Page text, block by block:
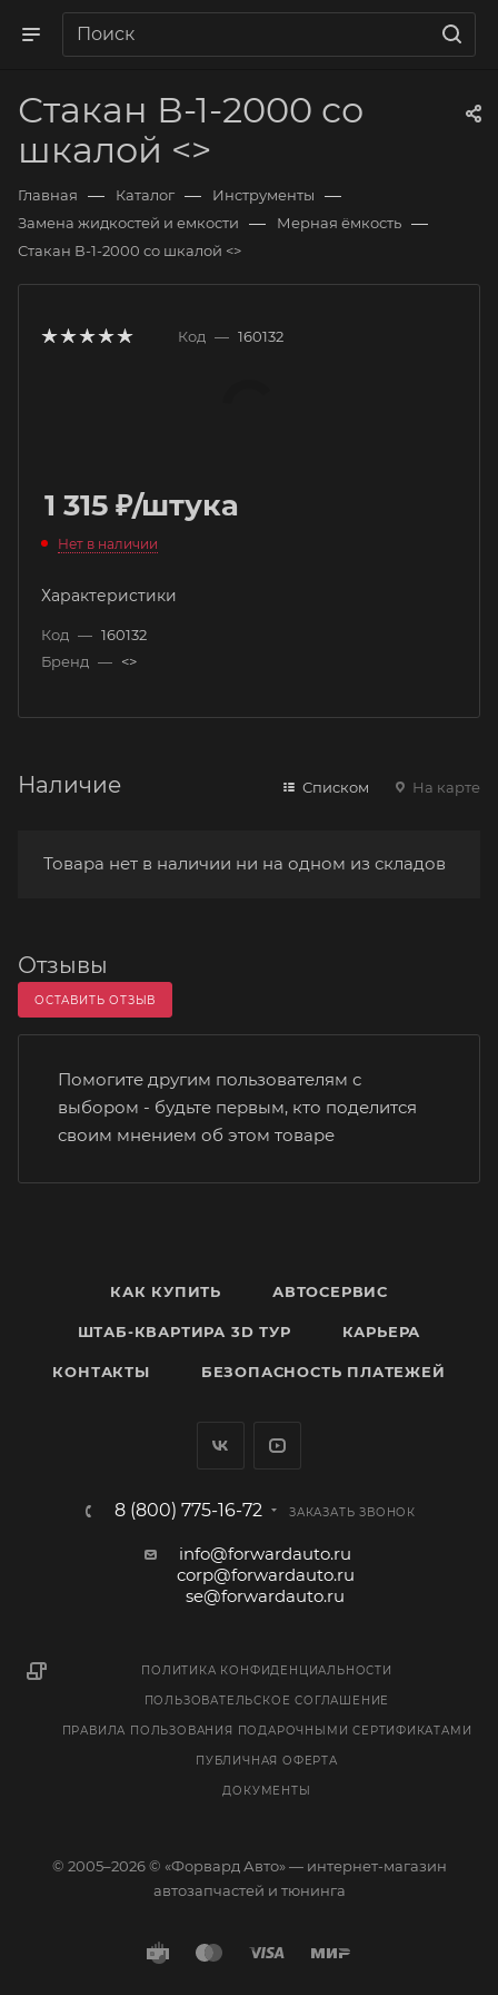
Стакан В-1-2000 со
шкалой <>
Главная — Каталог — Инструменты —
Замена жидкостей и емкости — Мерная ёмкость —
Стакан В-1-2000 со шкалой <>
Код — 160132
1 315 ₽/штука
Нет в наличии
Характеристики
Код — 160132
Бренд — <>
Наличие Списком На карте
Товара нет в наличии ни на одном из складов
Отзывы
ОСТАВИТЬ ОТЗЫВ
Помогите другим пользователям с
выбором - будьте первым, кто поделится
своим мнением об этом товаре
КАК КУПИТЬ АВТОСЕРВИС
ШТАБ-КВАРТИРА 3D ТУР КАРЬЕРА
КОНТАКТЫ БЕЗОПАСНОСТЬ ПЛАТЕЖЕЙ
8 (800) 775-16-72 ЗАКАЗАТЬ ЗВОНОК
info@forwardauto.ru
corp@forwardauto.ru
se@forwardauto.ru
ПОЛИТИКА КОНФИДЕНЦИАЛЬНОСТИ
ПОЛЬЗОВАТЕЛЬСКОЕ СОГЛАШЕНИЕ
ПРАВИЛА ПОЛЬЗОВАНИЯ ПОДАРОЧНЫМИ СЕРТИФИКАТАМИ
ПУБЛИЧНАЯ ОФЕРТА
ДОКУМЕНТЫ
© 2005–2026 © «Форвард Авто» — интернет-магазин
автозапчастей и тюнинга